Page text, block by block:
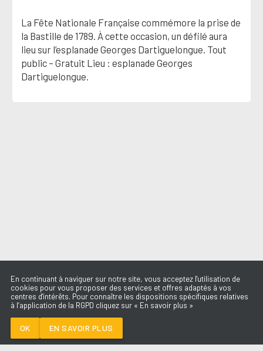
SUBSTITUTION
La Fête Nationale Française commémore la prise de
la Bastille de 1789. À cette occasion, un défilé aura
lieu sur l’esplanade Georges Dartiguelongue. Tout
public – Gratuit Lieu : esplanade Georges
Dartiguelongue.
En continuant à naviguer sur notre site, vous acceptez l'utilisation de
cookies pour vous proposer des services et offres adaptés à vos
centres d'intérêts. Pour connaître les dispositions spécifiques relatives
à l’application de la RGPD cliquez sur « En savoir plus »
OK EN SAVOIR PLUS